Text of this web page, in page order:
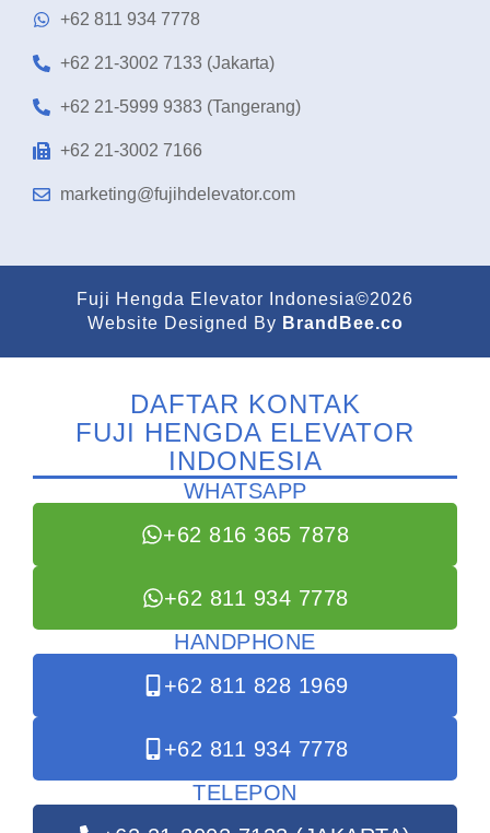
+62 811 934 7778
+62 21-3002 7133 (Jakarta)
+62 21-5999 9383 (Tangerang)
+62 21-3002 7166
marketing@fujihdelevator.com
Fuji Hengda Elevator Indonesia©2026
Website Designed By BrandBee.co
DAFTAR KONTAK
FUJI HENGDA ELEVATOR
INDONESIA
WHATSAPP
+62 816 365 7878
+62 811 934 7778
HANDPHONE
+62 811 828 1969
+62 811 934 7778
TELEPON